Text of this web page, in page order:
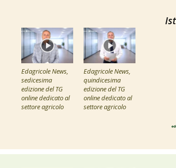
Edagricole News,
sedicesima
edizione del TG
online dedicato al
settore agricolo
Edagricole News,
quindicesima
edizione del TG
online dedicato al
settore agricolo